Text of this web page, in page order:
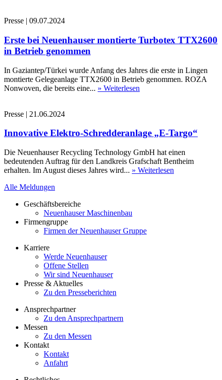
Presse | 09.07.2024
Erste bei Neuenhauser montierte Turbotex TTX2600
in Betrieb genommen
In Gaziantep/Türkei wurde Anfang des Jahres die erste in Lingen
montierte Gelegeanlage TTX2600 in Betrieb genommen. ROZA
Nonwoven, die bereits eine... » Weiterlesen
Presse | 21.06.2024
Innovative Elektro-Schredderanlage „E-Targo“
Die Neuenhauser Recycling Technology GmbH hat einen
bedeutenden Auftrag für den Landkreis Grafschaft Bentheim
erhalten. Im August dieses Jahres wird... » Weiterlesen
Alle Meldungen
Geschäftsbereiche
Neuenhauser Maschinenbau
Firmengruppe
Firmen der Neuenhauser Gruppe
Karriere
Werde Neuenhauser
Offene Stellen
Wir sind Neuenhauser
Presse & Aktuelles
Zu den Presseberichten
Ansprechpartner
Zu den Ansprechpartnern
Messen
Zu den Messen
Kontakt
Kontakt
Anfahrt